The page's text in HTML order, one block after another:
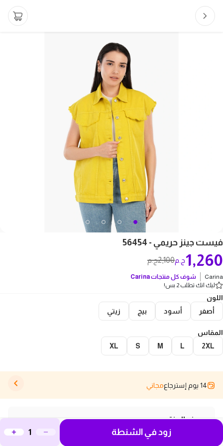
فيست جينز حريمي - 56454
2,100ج.م 1,260ج.م
Carina شوف كل منتجاتCarina
ليك انك تطلب 2 بس!
اللون
أصفر
أسود بيج زيتي
المقاس
2XL
L
M
S
XL
14 يوم إسترجاع مجاني
وصف المنتج
فيست جينز حريمي بحافة خام، الخيار المثالي لإضافة لمسة من
زود في الشنطة